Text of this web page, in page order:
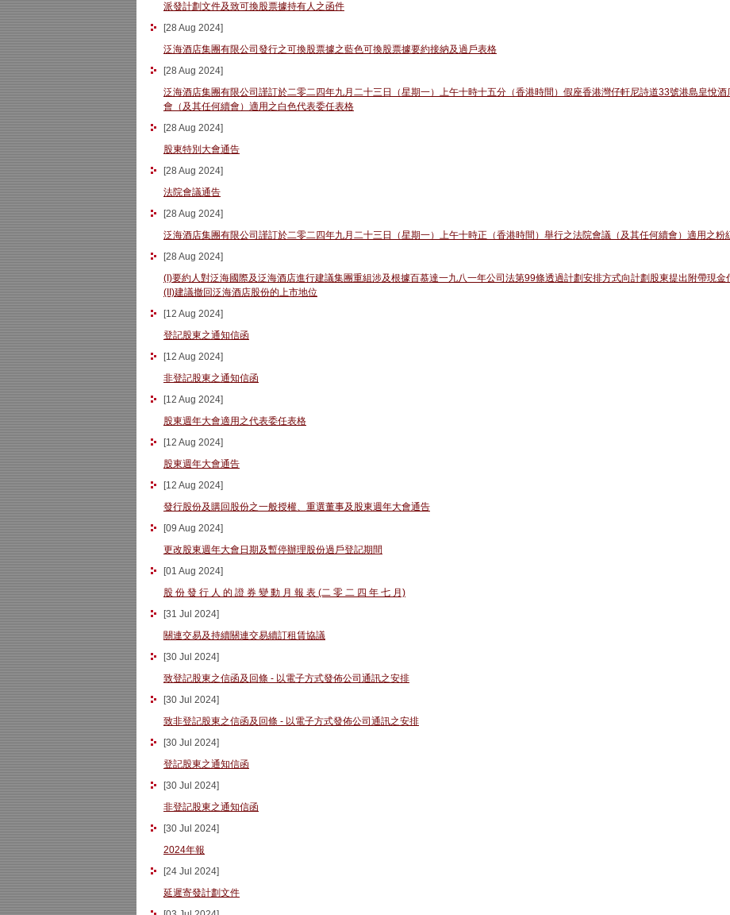
派發計劃文件及致可換股票據持有人之函件
[28 Aug 2024]
泛海酒店集團有限公司發行之可換股票據之藍色可換股票據要約接納及過戶表格
[28 Aug 2024]
泛海酒店集團有限公司謹訂於二零二四年九月二十三日（星期一）上午十時十五分（香港時間）假座香港灣仔軒尼詩道33號港島皇悅
會（及其任何續會）適用之白色代表委任表格
[28 Aug 2024]
股東特別大會通告
[28 Aug 2024]
法院會議通告
[28 Aug 2024]
泛海酒店集團有限公司謹訂於二零二四年九月二十三日（星期一）上午十時正（香港時間）舉行之法院會議（及其任何續會）適用之粉
[28 Aug 2024]
(I)要約人對泛海國際及泛海酒店進行建議集團重組涉及根據百慕達一九八一年公司法第99條透過計劃安排方式向計劃股東提出附帶現
(II)建議撤回泛海酒店股份的上市地位
[12 Aug 2024]
登記股東之通知信函
[12 Aug 2024]
非登記股東之通知信函
[12 Aug 2024]
股東週年大會適用之代表委任表格
[12 Aug 2024]
股東週年大會通告
[12 Aug 2024]
發行股份及購回股份之一般授權、重選董事及股東週年大會通告
[09 Aug 2024]
更改股東週年大會日期及暫停辦理股份過戶登記期間
[01 Aug 2024]
股 份 發 行 人 的 證 券 變 動 月 報 表 (二 零 二 四 年 七 月)
[31 Jul 2024]
關連交易及持續關連交易續訂租賃協議
[30 Jul 2024]
致登記股東之信函及回條 - 以電子方式發佈公司通訊之安排
[30 Jul 2024]
致非登記股東之信函及回條 - 以電子方式發佈公司通訊之安排
[30 Jul 2024]
登記股東之通知信函
[30 Jul 2024]
非登記股東之通知信函
[30 Jul 2024]
2024年報
[24 Jul 2024]
延遲寄發計劃文件